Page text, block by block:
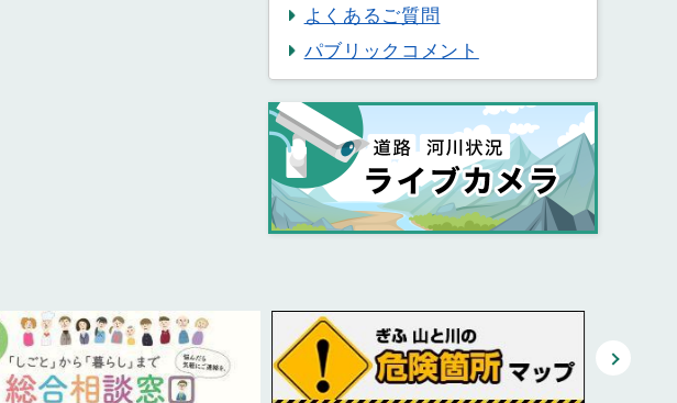
よくあるご質問
パブリックコメント